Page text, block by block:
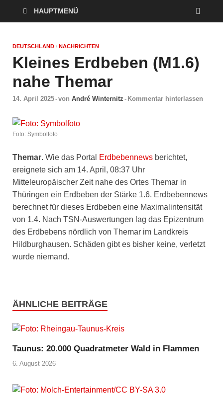
HAUPTMENÜ
DEUTSCHLAND / NACHRICHTEN
Kleines Erdbeben (M1.6)
nahe Themar
14. April 2025-von André Winternitz - Kommentar hinterlassen
Foto: Symbolfoto
Themar. Wie das Portal Erdbebennews berichtet,
ereignete sich am 14. April, 08:37 Uhr
Mitteleuropäischer Zeit nahe des Ortes Themar in
Thüringen ein Erdbeben der Stärke 1.6. Erdbebennews
berechnet für dieses Erdbeben eine Maximalintensität
von 1.4. Nach TSN-Auswertungen lag das Epizentrum
des Erdbebens nördlich von Themar im Landkreis
Hildburghausen. Schäden gibt es bisher keine, verletzt
wurde niemand.
ÄHNLICHE BEITRÄGE
Taunus: 20.000 Quadratmeter Wald in Flammen
6. August 2026